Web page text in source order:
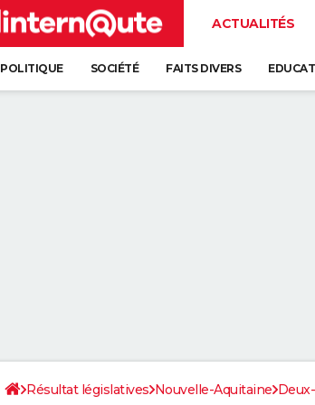
ACTUALITÉS
POLITIQUE SOCIÉTÉ FAITS DIVERS
Résultat législatives Nouvelle-Aquitaine